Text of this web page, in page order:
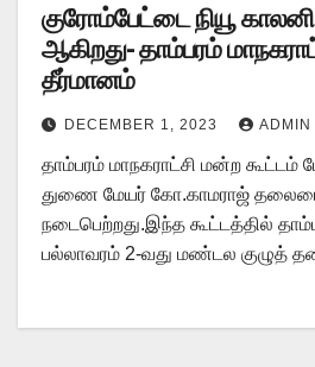
குரோம்பேட்டை நியூ
ஆகிறது- தாம்பரம்
தீர்மானம்
DECEMBER 1, 2023 ADMIN
தாம்பரம் மாநகராட்சி மன்ற கூட்டம்
துணை மேயர் கோ.காமராஜ்
நடைபெற்றது.இந்த கூட்டத்தில்
பல்லாவரம் 2-வது மண்டல குழுத்